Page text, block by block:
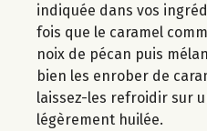
indiquée dans vos
fois que le caramel
noix de pécan puis
bien les enrober de
laissez-les refroidir sur
légèrement huilée.